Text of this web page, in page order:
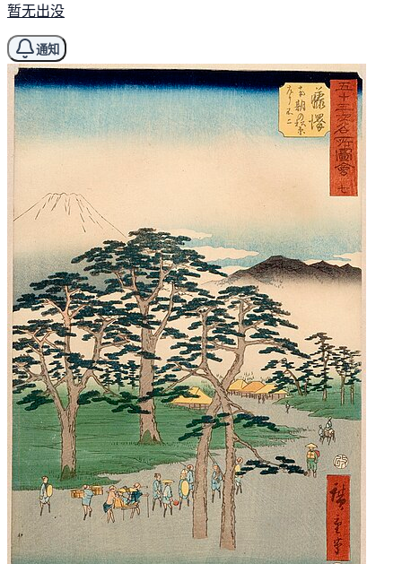
暂无出没
通知